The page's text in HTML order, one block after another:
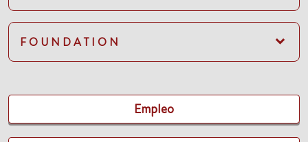
FOUNDATION
Empleo